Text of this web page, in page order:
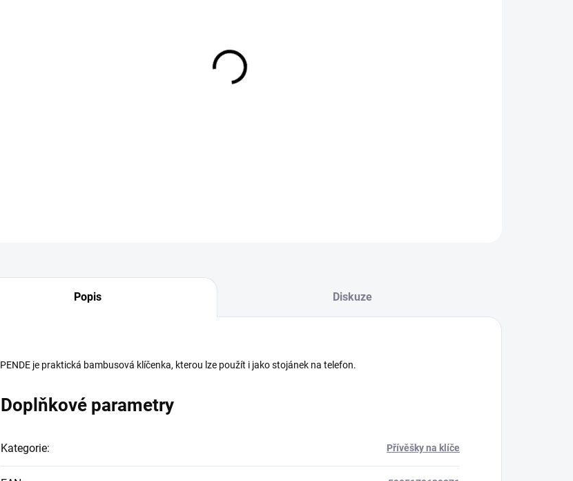
použít i jako stojánek na telefon.
Popis Diskuze
PENDE je praktická bambusová klíčenka, kterou lze použít i jako stojánek na telefon.
Doplňkové parametry
Kategorie: Přívěšky na klíče